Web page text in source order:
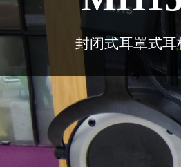
封闭式耳罩式耳